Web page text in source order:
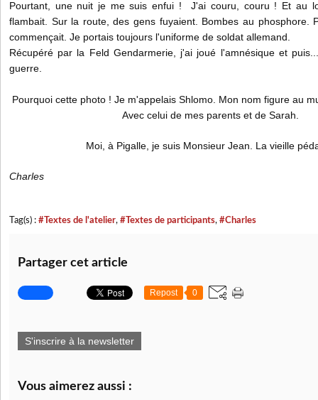
Pourtant, une nuit je me suis enfui ! J'ai couru, couru ! Et au
flambait. Sur la route, des gens fuyaient. Bombes au phosphore.
commençait. Je portais toujours l'uniforme de soldat allemand.
Récupéré par la Feld Gendarmerie, j'ai joué l'amnésique et
guerre.
Pourquoi cette photo ! Je m'appelais Shlomo. Mon nom figure au
Avec celui de mes parents et de Sarah.
Moi, à Pigalle, je suis Monsieur Jean. La vieille
Charles
Tag(s) : #Textes de l'atelier, #Textes de participants, #Charles
Partager cet article
Repost 0
S'inscrire à la newsletter
Vous aimerez aussi :